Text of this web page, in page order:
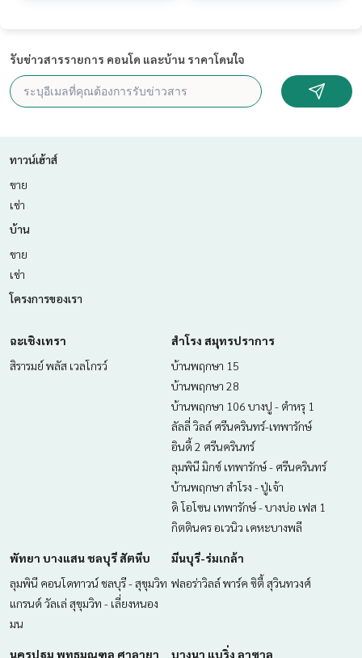
รับข่าวสารรายการ คอนโด และบ้าน ราคาโดนใจ
ทาวน์เฮ้าส์
ขาย
เช่า
บ้าน
ขาย
เช่า
โครงการของเรา
ฉะเชิงเทรา
สิรารมย์ พลัส เวลโกรว์
สำโรง สมุทรปราการ
บ้านพฤกษา 15
บ้านพฤกษา 28
บ้านพฤกษา 106 บางปู - ตำหรุ 1
ลัลลี่ วิลล์ ศรีนครินทร์-เทพารักษ์
อินดี้ 2 ศรีนครินทร์
ลุมพินี มิกซ์ เทพารักษ์ - ศรีนครินทร์
บ้านพฤกษา สำโรง - ปู่เจ้า
ดิ โอโซน เทพารักษ์ - บางบ่อ เฟส 1
กิตตินคร อเวนิว เคหะบางพลี
พัทยา บางแสน ชลบุรี สัตหีบ
ลุมพินี คอนโดทาวน์ ชลบุรี - สุขุมวิท
แกรนด์ วัลเล่ สุขุมวิท - เลี่ยงหนอง
มน
มีนบุรี-ร่มเกล้า
ฟลอร่าวิลล์ พาร์ค ซิตี้ สุวินทวงศ์
นครปฐม พุทธมณฑล ศาลายา บางนา แบริ่ง ลาซาล